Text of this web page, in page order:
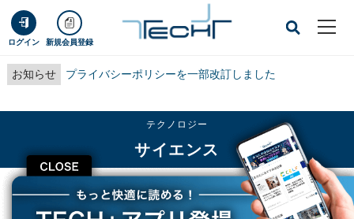
ログイン 新規会員登録
お知らせ プライバシーポリシーを一部改訂しました
CLOSE
テクノロジー
サイエンス
TECH+ テクノロジー
サイエンス